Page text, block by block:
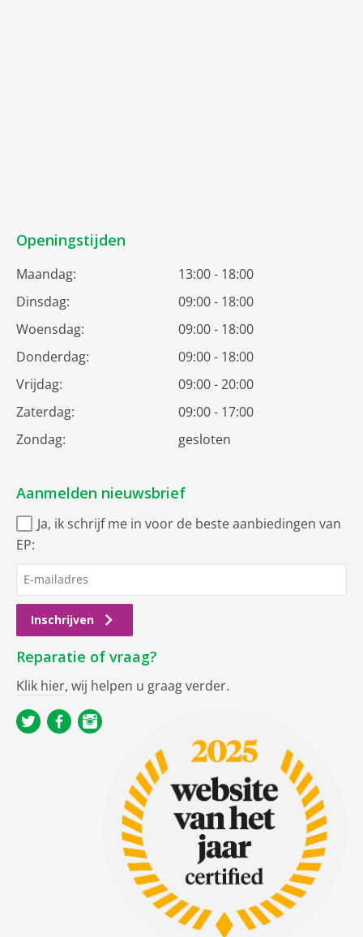
Openingstijden
Maandag:
13:00 - 18:00
Dinsdag:
09:00 - 18:00
Woensdag:
09:00 - 18:00
Donderdag:
09:00 - 18:00
Vrijdag:
09:00 - 20:00
Zaterdag:
09:00 - 17:00
Zondag:
gesloten
Aanmelden nieuwsbrief
Ja, ik schrijf me in voor de beste aanbiedingen van
EP:
Inschrijven
Reparatie of vraag?
Klik hier, wij helpen u graag verder.